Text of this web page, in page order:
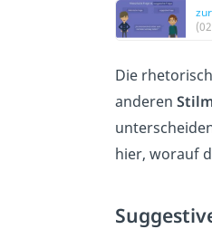
Die
anderen
hier, worauf